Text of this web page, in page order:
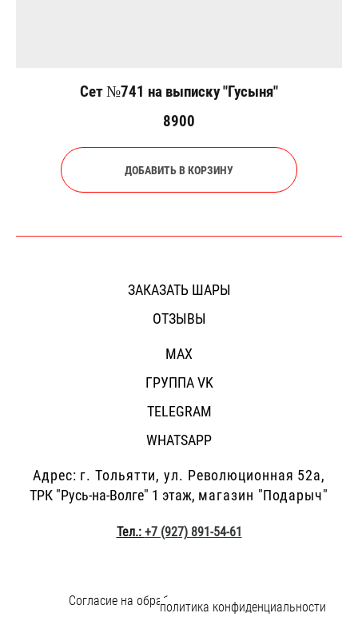
Сет №741 на выписку "Гусыня"
8900
ДОБАВИТЬ В КОРЗИНУ
ЗАКАЗАТЬ ШАРЫ
ОТЗЫВЫ
MAX
ГРУППА VK
TELEGRAM
WHATSAPP
Адрес: г. Тольятти, ул. Революционная 52а,
ТРК "Русь-на-Волге" 1 этаж, магазин "Подарыч"
Тел.:+7 (927) 891-54-61
Согласие на обработку персональных данныхи
политика конфиденциальности